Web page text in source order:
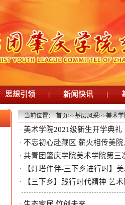
思想引领 | 新闻快讯 |
当前位置：首页>>基层风采>>美术
· 美术学院2021级新生开学典礼
· 不忘初心赴藏区 薪火相传美院
· 共青团肇庆学院美术学院第
· 【灯塔作伴-三下乡进行时】
· 【三下乡】践行时代精神 艺